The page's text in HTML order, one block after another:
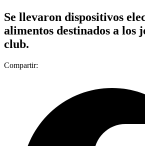
Se llevaron dispositivos
alimentos destinados a los
club.
Compartir: